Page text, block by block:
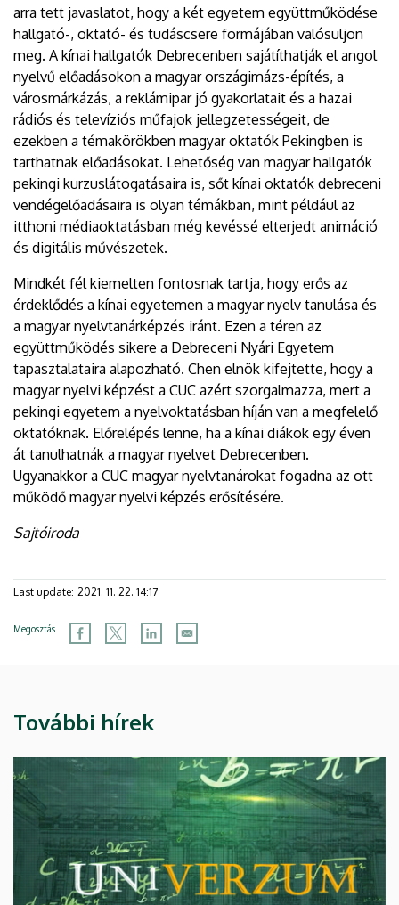
arra tett javaslatot, hogy a két egyetem együttműködése
hallgató-, oktató- és tudáscsere formájában valósuljon
meg. A kínai hallgatók Debrecenben sajátíthatják el angol
nyelvű előadásokon a magyar országimázs-építés, a
városmárkázás, a reklámipar jó gyakorlatait és a hazai
rádiós és televíziós műfajok jellegzetességeit, de
ezekben a témakörökben magyar oktatók Pekingben is
tarthatnak előadásokat. Lehetőség van magyar hallgatók
pekingi kurzuslátogatásaira is, sőt kínai oktatók debreceni
vendégelőadásaira is olyan témákban, mint például az
itthoni médiaoktatásban még kevéssé elterjedt animáció
és digitális művészetek.
Mindkét fél kiemelten fontosnak tartja, hogy erős az
érdeklődés a kínai egyetemen a magyar nyelv tanulása és
a magyar nyelvtanárképzés iránt. Ezen a téren az
együttműködés sikere a Debreceni Nyári Egyetem
tapasztalataira alapozható. Chen elnök kifejtette, hogy a
magyar nyelvi képzést a CUC azért szorgalmazza, mert a
pekingi egyetem a nyelvoktatásban híján van a megfelelő
oktatóknak. Előrelépés lenne, ha a kínai diákok egy éven
át tanulhatnák a magyar nyelvet Debrecenben.
Ugyanakkor a CUC magyar nyelvtanárokat fogadna az ott
működő magyar nyelvi képzés erősítésére.
Sajtóiroda
Last update: 2021. 11. 22. 14:17
Megosztás
További hírek